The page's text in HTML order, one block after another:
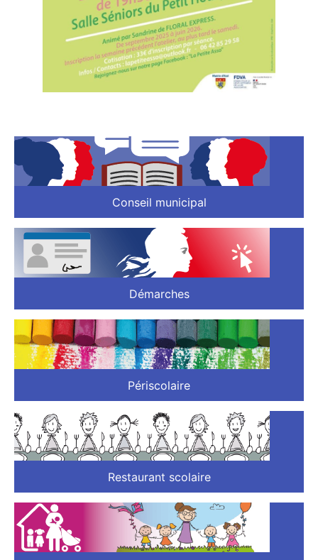
Conseil municipal
Démarches
Périscolaire
Restaurant scolaire